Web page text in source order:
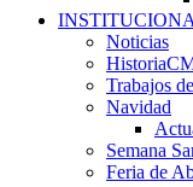
Noticias
Trabajos
Navidad
Semana
Feria de